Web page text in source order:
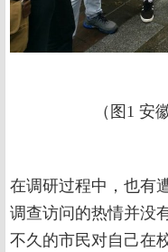
（图1 安
在调研过程中，也有
调查访问的热情并没
不久的市民对自己在